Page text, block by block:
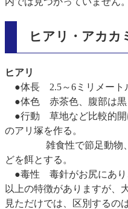
ヒアリ・アカカ
ヒアリ
●体長 2.5～6ミリメート
●体色 赤茶色、腹部は黒
●行動 草地など比較的開
のアリ塚を作る。
雑食性で節足動物、小
どを餌とする。
●毒性 毒針がお尻にあり
以上の特徴がありますが、
見ただけでは、区別するの